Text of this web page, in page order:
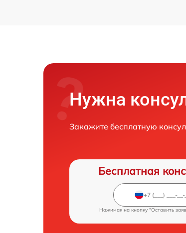
Нужна
Закажите бесплатную
Бесплатная
Нажимая на кнопку "Оставить